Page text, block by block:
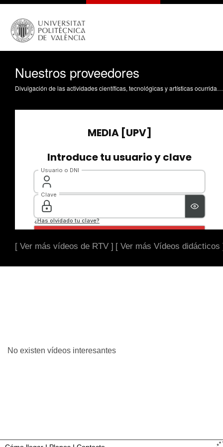
Nuestros proveedores
Divulgación de las actividades científicas, tecnológicas y artísticas ocurridas en los tres campus de la UPV
[ Ver más vídeos de RTV ] [ Ver más Vídeos didácticos
No existen vídeos interesantes